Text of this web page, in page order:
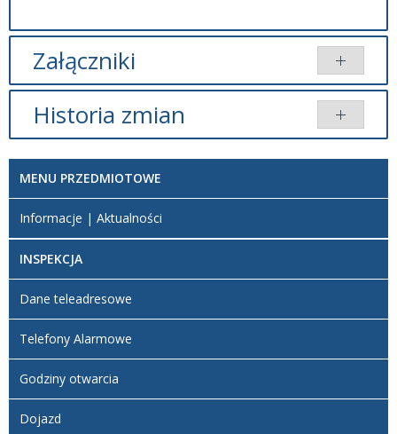
Załączniki
Brak załączników.
Historia zmian
Artykuł
zmieniony.
poniedziałek,
2024 17:02
MENU PRZEDMIOTOWE
Informacje | Aktualności
INSPEKCJA
Dane teleadresowe
Telefony Alarmowe
Godziny otwarcia
Dojazd